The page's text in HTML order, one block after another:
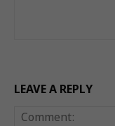
LEAVE A REPLY